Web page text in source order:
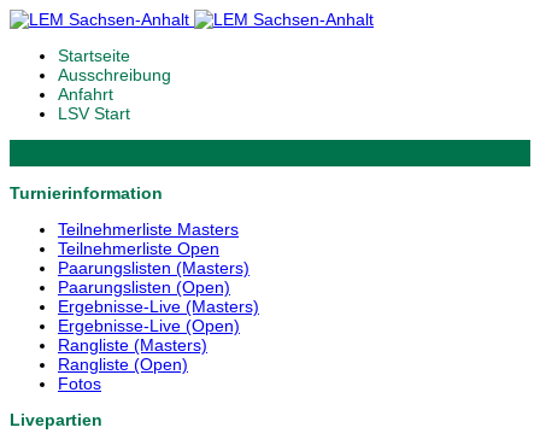
Startseite
Ausschreibung
Anfahrt
LSV Start
Turnierinformation
Teilnehmerliste Masters
Teilnehmerliste Open
Paarungslisten (Masters)
Paarungslisten (Open)
Ergebnisse-Live (Masters)
Ergebnisse-Live (Open)
Rangliste (Masters)
Rangliste (Open)
Fotos
Livepartien